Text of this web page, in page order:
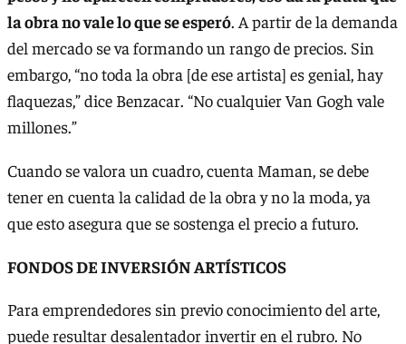
la obra no vale lo que se esperó. A partir de la demanda
del mercado se va formando un rango de precios. Sin
embargo, “no toda la obra [de ese artista] es genial, hay
flaquezas,” dice Benzacar. “No cualquier Van Gogh vale
millones.”
Cuando se valora un cuadro, cuenta Maman, se debe
tener en cuenta la calidad de la obra y no la moda, ya
que esto asegura que se sostenga el precio a futuro.
FONDOS DE INVERSIÓN ARTÍSTICOS
Para emprendedores sin previo conocimiento del arte,
puede resultar desalentador invertir en el rubro. No